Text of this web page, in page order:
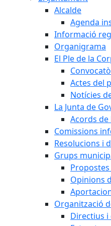
Alcalde
Agenda
Informació
Organigrama
El Ple de la
Actes del
Notícies
La Junta de
Acords de
Comissions
Resolucions i
Grups
Opinions
Organització
Directius i